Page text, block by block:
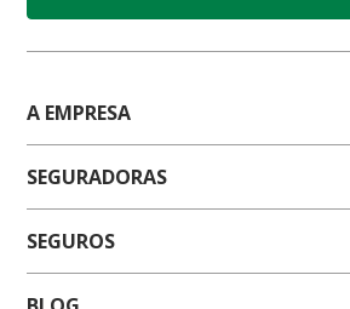
A EMPRESA
SEGURADORAS
SEGUROS